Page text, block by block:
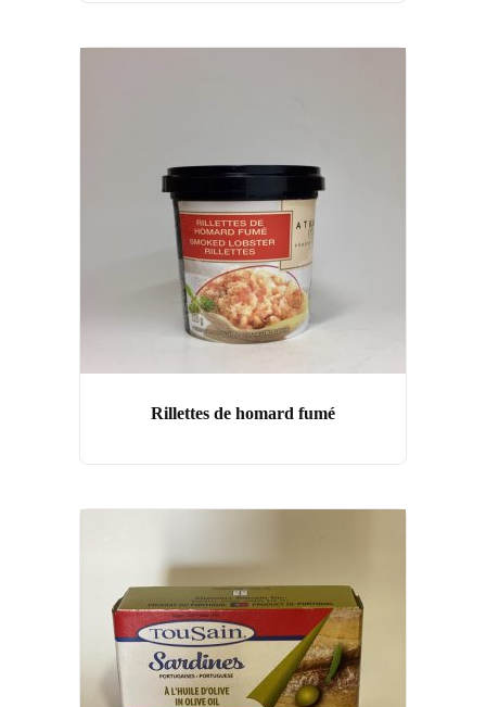
Rillettes de homard fumé